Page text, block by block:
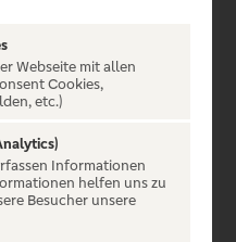
NICHT
Webseite mit allen
Cookies,
etc.)
Informationen
helfen uns zu
Besucher unsere